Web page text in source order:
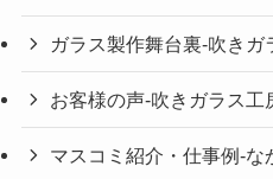
ガラス製作舞台裏-吹きガ
お客様の声-吹きガラス工
マスコミ紹介・仕事例-